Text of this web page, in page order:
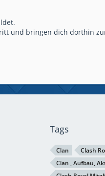
und bringen dich dorthin
Tags
Clan Clash
Clan , Aufbau,